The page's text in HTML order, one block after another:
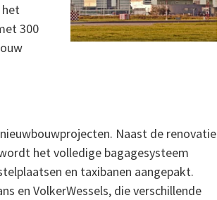
het
300
Naast de renovatie
het volledige bagagesysteem
en taxibanen aangepakt.
en VolkerWessels, die verschillende